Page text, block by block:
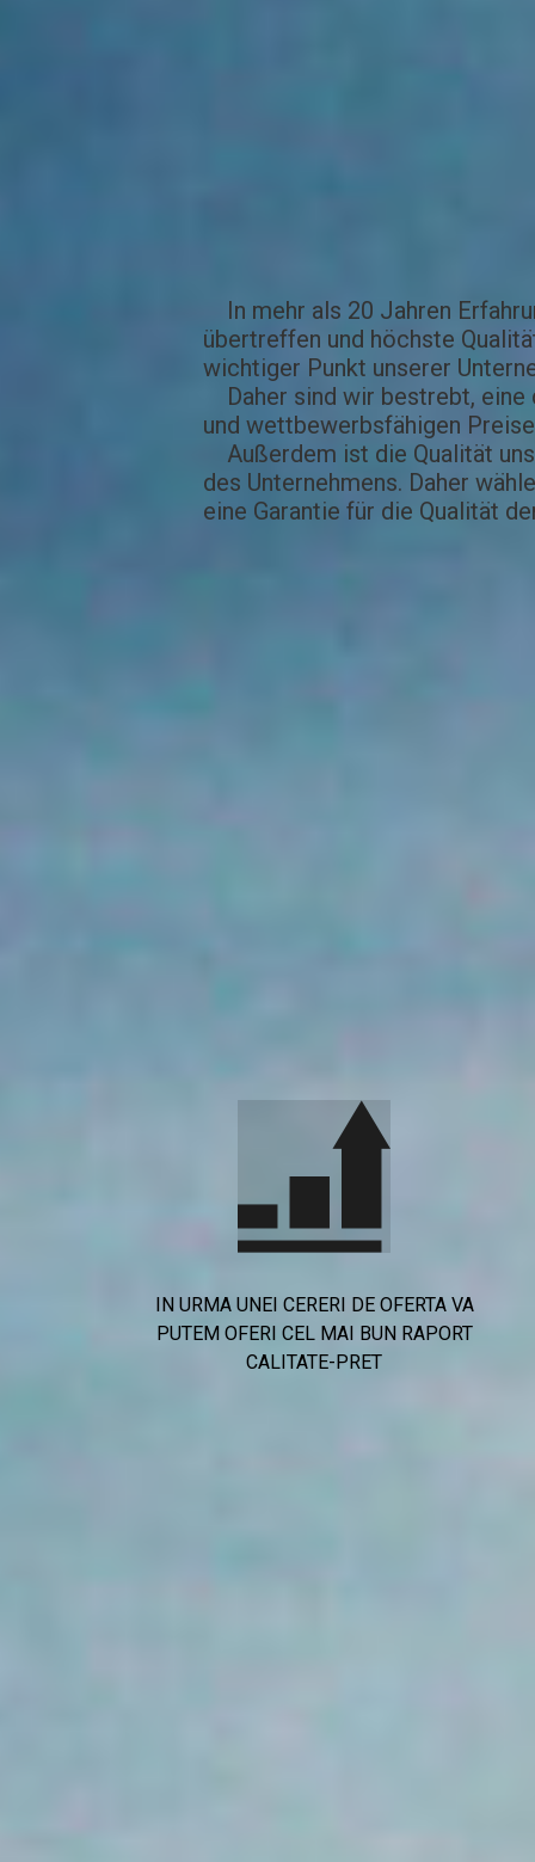
In mehr als 20 Jahren
übertreffen und höchste
wichtiger Punkt unserer
Daher sind wir bestrebt, eine
und wettbewerbsfähigen
Außerdem ist die Qualität
des Unternehmens. Daher
eine Garantie für die Qualität
IN URMA UNEI CERERI DE OFERTA VA
PUTEM OFERI CEL MAI BUN RAPORT
CALITATE-PRET